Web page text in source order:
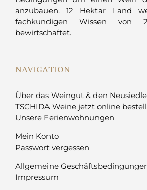
anzubauen. 12 Hektar Land
fachkundigen Wissen von
bewirtschaftet.
NAVIGATION
Über das Weingut & den
TSCHIDA Weine jetzt online
Unsere Ferienwohnungen
Mein Konto
Passwort vergessen
Allgemeine
Impressum